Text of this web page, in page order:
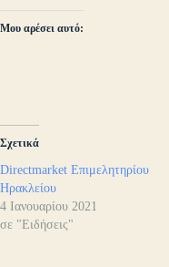
Μου αρέσει αυτό:
Σχετικά
Directmarket Επιμελητηρίου
Ηρακλείου
4 Ιανουαρίου 2021
σε "Ειδήσεις"